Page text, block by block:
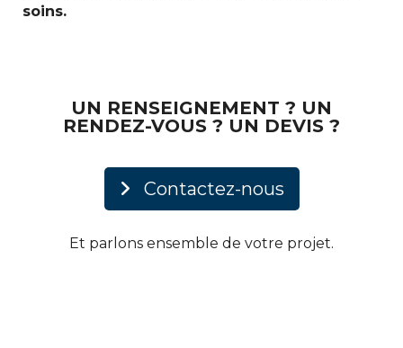
soins.
UN RENSEIGNEMENT ? UN
RENDEZ-VOUS ? UN DEVIS ?
Contactez-nous
Et parlons ensemble de votre projet.